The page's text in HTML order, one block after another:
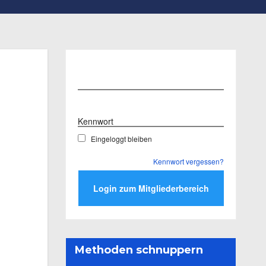
Kennwort
Eingeloggt bleiben
Kennwort vergessen?
Methoden schnuppern